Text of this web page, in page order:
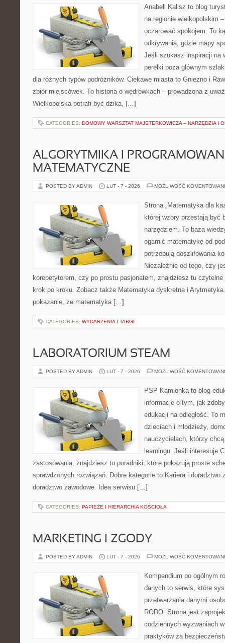
Anabell Kalisz to blog
na regionie wielkopolskim
oczarować spokojem. To
odkrywania, gdzie mapy
Jeśli szukasz inspiracji na
perełki poza głównym
dla różnych typów podróżników. Ciekawe miasta to Gniezno i
zbiór miejscówek. To historia o wędrówkach – prowadzona z
Wielkopolska potrafi być dzika, […]
CATEGORIES: DOMOWY WARSZTAT MAJSTERKOWICZA – NARZĘDZIA I
ALGORYTMIKA I
MATEMATYCZNE
POSTED BY ADMIN LUT - 7 - 2026 MOŻLIWOŚĆ
Strona „Matematyka dla
której wzory przestają być
narzędziem. To baza
ogarnić matematykę od
potrzebują doszlifowania
Niezależnie od tego, czy
korepetytorem, czy po prostu pasjonatem, znajdziesz tu czytelne
krok po kroku. Zobacz także Matematyka dyskretna i
pokazanie, że matematyka […]
CATEGORIES: WYDARZENIA I TARGI
LABORATORIUM STEAM
POSTED BY ADMIN LUT - 7 - 2026 MOŻLIWOŚĆ
PSP Kamionka to blog
informacje o tym, jak
edukacji na odległość. To
dzieciach i młodzieży,
nauczycielach, którzy
learningu. Jeśli interesuje
zastosowania, znajdziesz tu poradniki, które pokazują proste
sprawdzonych rozwiązań. Dobre kategorie to Kariera i doradztwo
doradztwo zawodowe. Idea serwisu […]
CATEGORIES: PAPIEŻE I HIERARCHIA KOŚCIOŁA
MARKETING I ZGODY
POSTED BY ADMIN LUT - 7 - 2026 MOŻLIWOŚĆ
Kompendium po ogólnym
danych to serwis, które
przetwarzania danymi
RODO. Strona jest
codziennych wyzwaniach
praktyków za